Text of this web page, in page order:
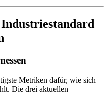
Metriken dafür, wie sich
Die drei aktuellen